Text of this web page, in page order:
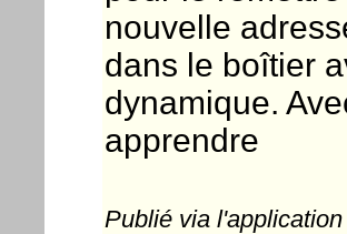
nouvelle
dans le boîtier
dynamique.
apprendre
Publié via